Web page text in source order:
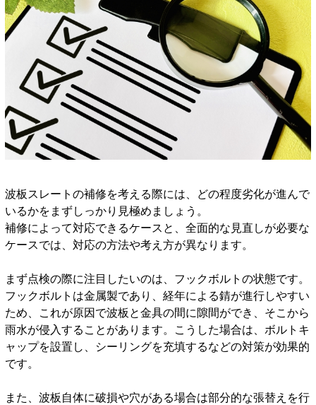
波板スレートの補修を考える際には、どの程度劣化が進んで
いるかをまずしっかり見極めましょう。
補修によって対応できるケースと、全面的な見直しが必要な
ケースでは、対応の方法や考え方が異なります。
まず点検の際に注目したいのは、フックボルトの状態です。
フックボルトは金属製であり、経年による錆が進行しやすい
ため、これが原因で波板と金具の間に隙間ができ、そこから
雨水が侵入することがあります。こうした場合は、ボルトキ
ャップを設置し、シーリングを充填するなどの対策が効果的
です。
また、波板自体に破損や穴がある場合は部分的な張替えを行